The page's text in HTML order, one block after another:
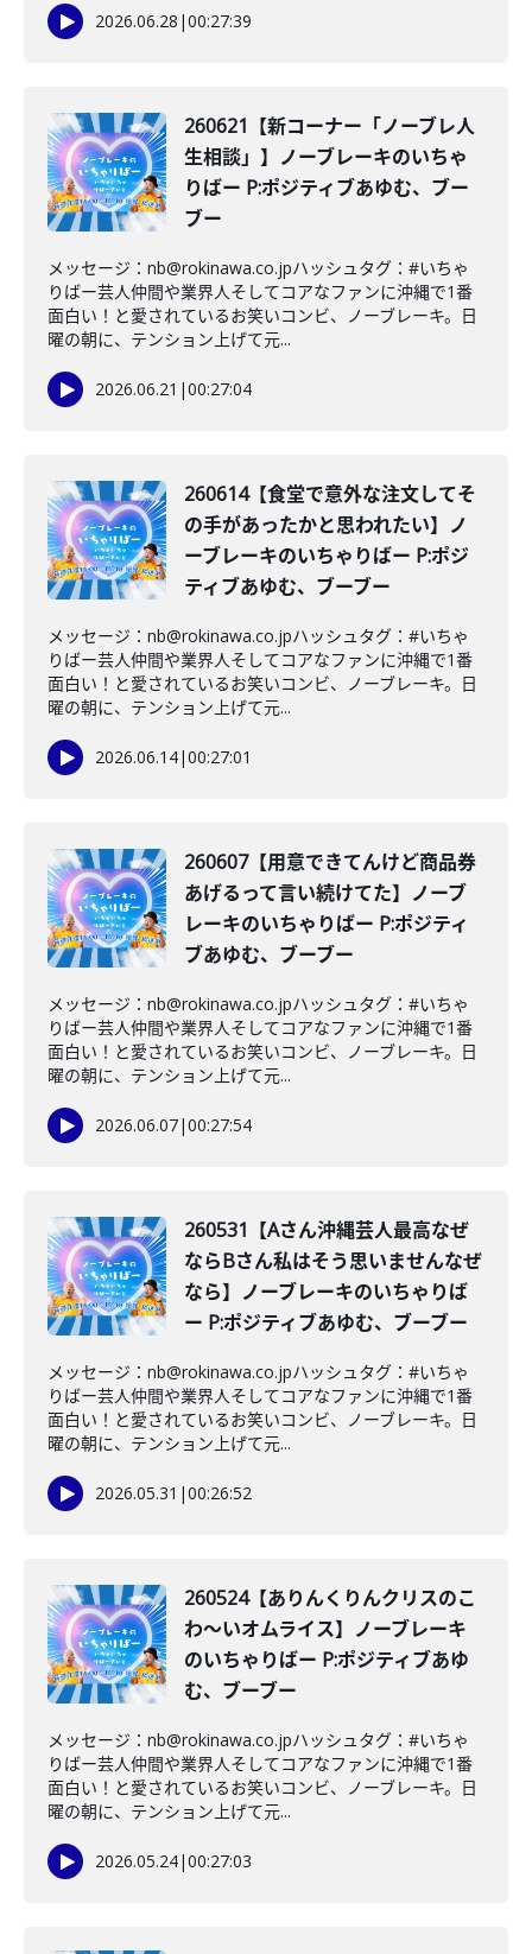
2026.06.28 |00:27:39
260621【新コーナー「ノーブレ人
生相談」】ノーブレーキのいちゃ
りばー P:ポジティブあゆむ、ブー
ブー
メッセージ：nb@rokinawa.co.jpハッシュタグ：#いちゃ
りばー芸人仲間や業界人そしてコアなファンに沖縄で1番
面白い！と愛されているお笑いコンビ、ノーブレーキ。日
曜の朝に、テンション上げて元...
2026.06.21 |00:27:04
260614【食堂で意外な注文してそ
の手があったかと思われたい】ノ
ーブレーキのいちゃりばー P:ポジ
ティブあゆむ、ブーブー
メッセージ：nb@rokinawa.co.jpハッシュタグ：#いちゃ
りばー芸人仲間や業界人そしてコアなファンに沖縄で1番
面白い！と愛されているお笑いコンビ、ノーブレーキ。日
曜の朝に、テンション上げて元...
2026.06.14|00:27:01
260607【用意できてんけど商品券
あげるって言い続けてた】ノーブ
レーキのいちゃりばー P:ポジティ
ブあゆむ、ブーブー
メッセージ：nb@rokinawa.co.jpハッシュタグ：#いちゃ
りばー芸人仲間や業界人そしてコアなファンに沖縄で1番
面白い！と愛されているお笑いコンビ、ノーブレーキ。日
曜の朝に、テンション上げて元...
2026.06.07|00:27:54
260531【Aさん沖縄芸人最高なぜ
ならBさん私はそう思いませんなぜ
なら】ノーブレーキのいちゃりば
ー P:ポジティブあゆむ、ブーブー
メッセージ：nb@rokinawa.co.jpハッシュタグ：#いちゃ
りばー芸人仲間や業界人そしてコアなファンに沖縄で1番
面白い！と愛されているお笑いコンビ、ノーブレーキ。日
曜の朝に、テンション上げて元...
2026.05.31 |00:26:52
260524【ありんくりんクリスのこ
わ〜いオムライス】ノーブレーキ
のいちゃりばー P:ポジティブあゆ
む、ブーブー
メッセージ：nb@rokinawa.co.jpハッシュタグ：#いちゃ
りばー芸人仲間や業界人そしてコアなファンに沖縄で1番
面白い！と愛されているお笑いコンビ、ノーブレーキ。日
曜の朝に、テンション上げて元...
2026.05.24|00:27:03